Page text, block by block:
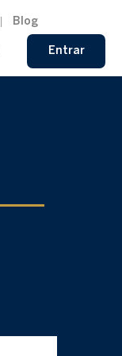
Blog
Entrar